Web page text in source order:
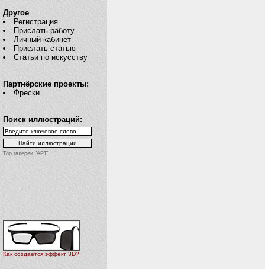
Другое
Регистрация
Прислать работу
Личный кабинет
Прислать статью
Статьи по искусству
Партнёрские проекты:
Фрески
Поиск иллюстраций:
Top галереи "АРТ"
Как создаётся эффект 3D?